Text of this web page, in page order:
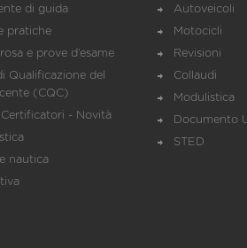
di guida
pratiche
e prove d’esame
Qualificazione del
(CQC)
Certificatori - Novità
nautica
Autoveicoli
Motocicli
Revisioni
Collaudi
Modulistica
Documento
STED